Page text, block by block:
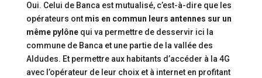
Oui. Celui de Banca est mutualisé, c’est-à-dire que les
opérateurs ontmis en commun leurs antennes sur un
même pylône qui va permettre de desservir ici la
commune de Banca et une partie de la vallée des
Aldudes. Et permettre aux habitants d’accéder à la 4G
avec l’opérateur de leur choix et à internet en profitant